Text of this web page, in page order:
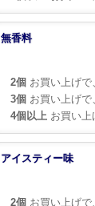
無香料
2個 お買い上げで
3個 お買い上げで
4個以上 お買い上
アイスティー味
2個 お買い上げで